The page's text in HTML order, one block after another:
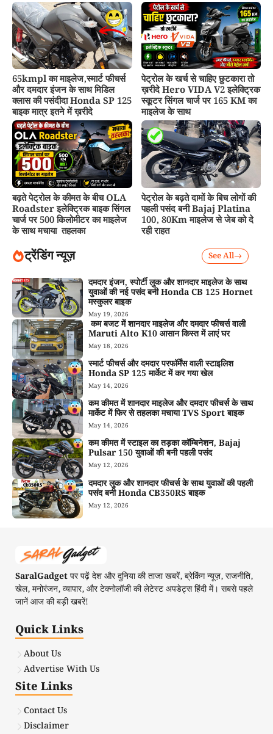
65kmpl का माइलेज,स्मार्ट फीचर्स
और दमदार इंजन के साथ मिडिल
क्लास की पसंदीदा Honda SP 125
बाइक मात्र इतने में ख़रीदे
पेट्रोल के खर्च से चाहिए छुटकारा तो
ख़रीदे Hero VIDA V2 इलेक्ट्रिक
स्कूटर सिंगल चार्ज पर 165 KM का
माइलेज के साथ
बढ़ते पेट्रोल के कीमत के बीच OLA
Roadster इलेक्ट्रिक बाइक सिंगल
चार्ज पर 500 किलोमीटर का माइलेज
के साथ मचाया तहलका
पेट्रोल के बढ़ते दामों के बिच लोगों की
पहली पसंद बनी Bajaj Platina
100, 80Km माइलेज से जेब को दे
रही राहत
ट्रेंडिंग न्यूज़ See All
दमदार इंजन, स्पोर्टी लुक और शानदार माइलेज के साथ
युवाओं की नई पसंद बनी Honda CB 125 Hornet
मस्कुलर बाइक
May 19, 2026
कम बजट में शानदार माइलेज और दमदार फीचर्स वाली
Maruti Alto K10 आसान किस्त में लाएं घर
May 18, 2026
स्मार्ट फीचर्स और दमदार परफॉर्मेंस वाली स्टाइलिश
Honda SP 125 मार्केट में कर गया खेल
May 14, 2026
कम कीमत में शानदार माइलेज और दमदार फीचर्स के साथ
मार्केट में फिर से तहलका मचाया TVS Sport बाइक
May 14, 2026
कम कीमत में स्टाइल का तड़का कॉम्बिनेशन, Bajaj
Pulsar 150 युवाओं की बनी पहली पसंद
May 12, 2026
दमदार लुक और शानदार फीचर्स के साथ युवाओं की पहली
पसंद बनी Honda CB350RS बाइक
May 12, 2026
SaralGadgetपर पढ़ें देश और दुनिया की ताजा खबरें, ब्रेकिंग न्यूज़, राजनीति,
खेल, मनोरंजन, व्यापार, और टेक्नोलॉजी की लेटेस्ट अपडेट्स हिंदी में। सबसे पहले
जानें आज की बड़ी खबरें!
Quick Links
About Us
Advertise With Us
Site Links
Contact Us
Disclaimer